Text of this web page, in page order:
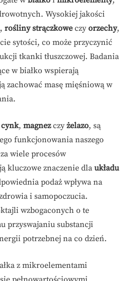
Wysokiej jakości
, rośliny strączkowe czy orzechy,
sytości, co może przyczynić
tkanki tłuszczowej. Badania
w białko wspierają
zachować masę mięśniową w
cynk, magnezczy żelazo, są
funkcjonowania naszego
wiele procesów
kluczowe znaczenie dla układu
podaż wpływa na
i samopoczucia.
wzbogaconych o te
przyswajaniu substancji
potrzebnej na co dzień.
z mikroelementami